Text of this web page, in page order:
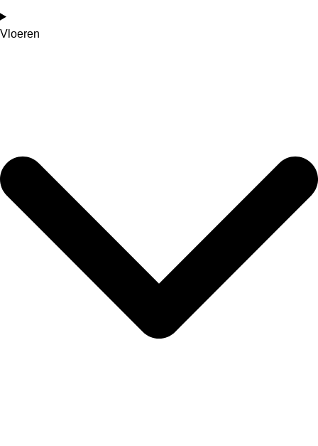
Vloeren